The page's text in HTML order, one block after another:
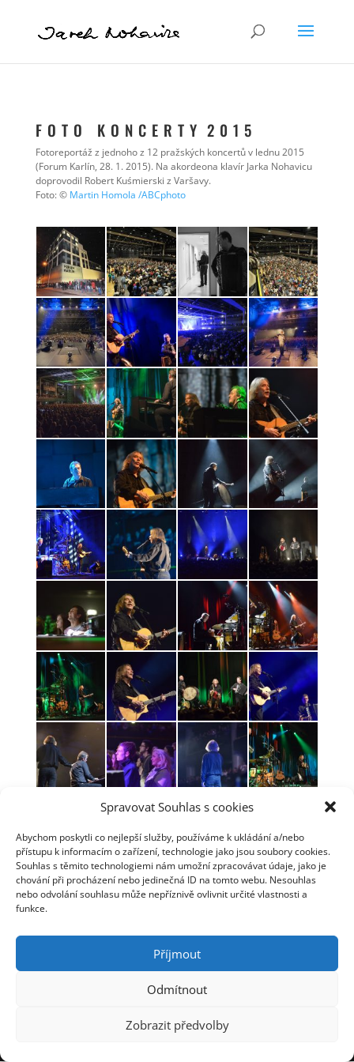
Spravovat Souhlas s cookies
Abychom poskytli co nejlepší služby, používáme k ukládání a/nebo
přístupu k informacím o zařízení, technologie jako jsou soubory cookies.
Souhlas s těmito technologiemi nám umožní zpracovávat údaje, jako je
chování při procházení nebo jedinečná ID na tomto webu. Nesouhlas
nebo odvolání souhlasu může nepříznivě ovlivnit určité vlastnosti a
funkce.
Příjmout
Odmítnout
Zobrazit předvolby
F O T O K O N C E R T Y 2 0 1 5
Fotoreportáž z jednoho z 12 pražských koncertů v lednu 2015
(Forum Karlín, 28. 1. 2015). Na akordeona klavír Jarka Nohavicu
doprovodil Robert Kuśmierski z Varšavy.
Foto: © Martin Homola /ABCphoto
Linhart | Webhosting: ha-vel |Webarchivováno